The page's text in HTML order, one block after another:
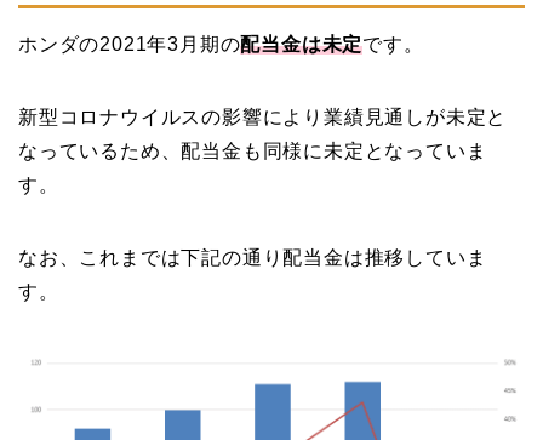
ホンダの2021年3月期の配当金は未定です。
新型コロナウイルスの影響により業績見通しが未定と
なっているため、配当金も同様に未定となっていま
す。
なお、これまでは下記の通り配当金は推移していま
す。